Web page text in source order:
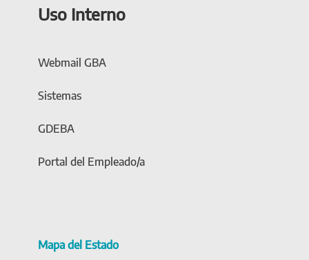
Uso Interno
Webmail GBA
Sistemas
GDEBA
Portal del Empleado/a
Mapa del Estado